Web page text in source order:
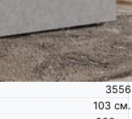
3556
см.
103